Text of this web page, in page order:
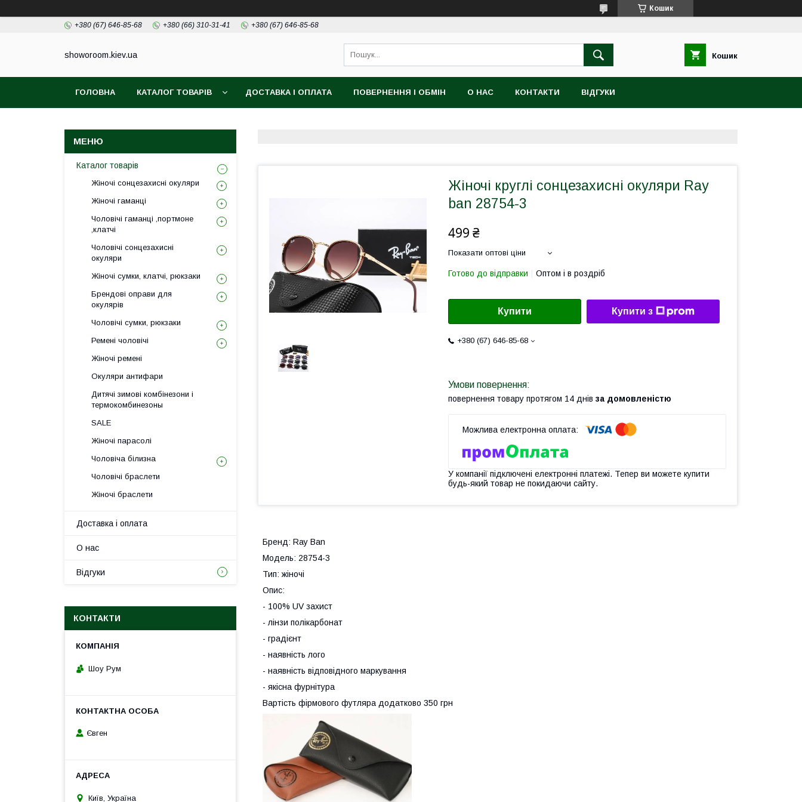
Кошик
+380 (67) 646-85-68 +380 (66) 310-31-41 +380 (67) 646-85-68
showoroom.kiev.ua Кошик
ГОЛОВНА КАТАЛОГ ТОВАРІВ ДОСТАВКА І ОПЛАТА ПОВЕРНЕННЯ І ОБМІН О НАС КОНТАКТИ ВІДГУКИ
Жіночі круглі сонцезахисні окуляри Ray
ban 28754-3
499 ₴
Показати оптові ціни
Готово до відправки Оптом і в роздріб
Купити Купити з
+380 (67) 646-85-68
повернення товару протягом 14 днів за домовленістю
У компанії підключені електронні платежі. Тепер ви можете купити
будь-який товар не покидаючи сайту.
Бренд: Ray Ban
Модель: 28754-3
Тип: жіночі
Опис:
- 100% UV захист
- лінзи полікарбонат
- градієнт
- наявність лого
- наявність відповідного маркування
- якісна фурнітура
Вартість фірмового футляра додатково 350 грн
Каталог товарів
Жіночі сонцезахисні окуляри
Жіночі гаманці
Чоловічі гаманці ,портмоне
,клатчі
Чоловічі сонцезахисні
окуляри
Жіночі сумки, клатчі, рюкзаки
Брендові оправи для
окулярів
Чоловічі сумки, рюкзаки
Ремені чоловічі
Жіночі ремені
Окуляри антифари
Дитячі зимові комбінезони і
термокомбинезоны
SALE
Жіночі парасолі
Чоловіча білизна
Чоловічі браслети
Жіночі браслети
Доставка і оплата
О нас
Відгуки
КОНТАКТИ
Шоу Рум
Євген
Київ, Україна